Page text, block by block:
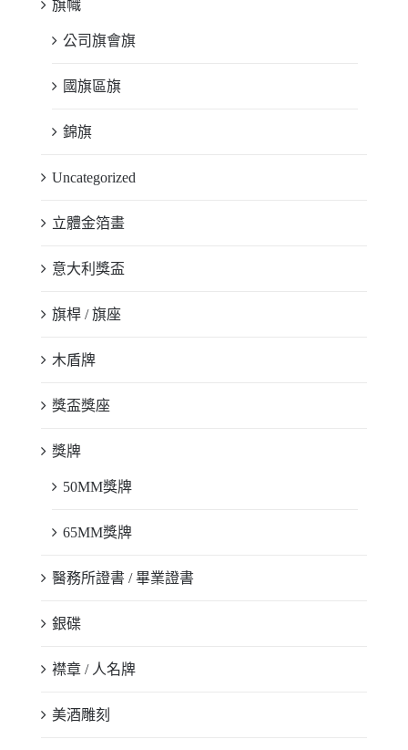
旗幟
公司旗會旗
國旗區旗
錦旗
Uncategorized
立體金箔畫
意大利獎盃
旗桿 / 旗座
木盾牌
獎盃獎座
獎牌
50MM獎牌
65MM獎牌
醫務所證書 / 畢業證書
銀碟
襟章 / 人名牌
美酒雕刻